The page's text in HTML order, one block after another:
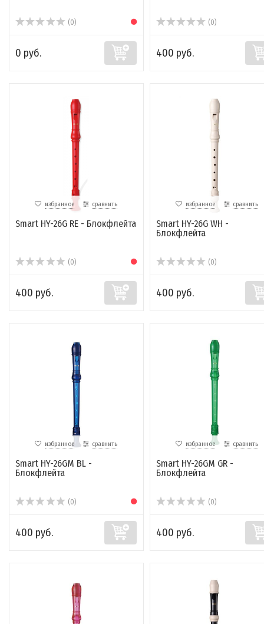
(0)
0 руб.
(0)
400 руб.
избранное сравнить
Smart HY-26G RE - Блокфлейта
(0)
400 руб.
избранное сравнить
Smart HY-26G WH -
Блокфлейта
(0)
400 руб.
избранное сравнить
Smart HY-26GM BL -
Блокфлейта
(0)
400 руб.
избранное сравнить
Smart HY-26GM GR -
Блокфлейта
(0)
400 руб.